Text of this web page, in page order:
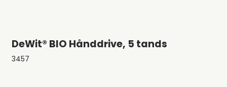
DeWit® BIO Hånddrive, 5 tands
3457